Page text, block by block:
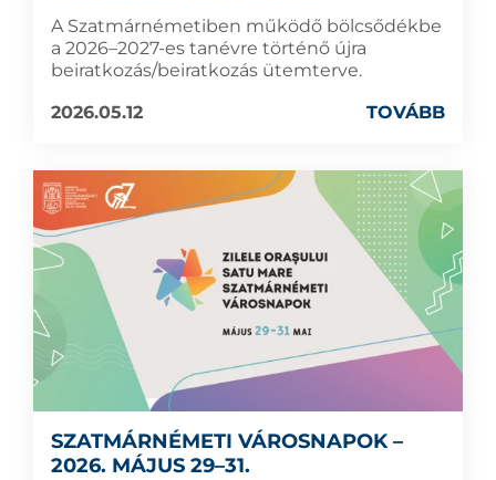
A Szatmárnémetiben működő bölcsődékbe
a 2026–2027-es tanévre történő újra
beiratkozás/beiratkozás ütemterve.
2026.05.12
TOVÁBB
SZATMÁRNÉMETI VÁROSNAPOK –
2026. MÁJUS 29–31.